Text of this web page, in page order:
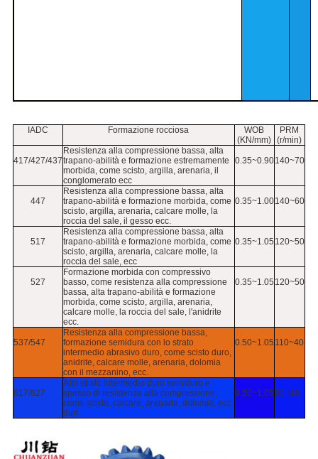
IADC Formazione rocciosa
WOB
(KN/mm)
PRM
(r/min)
417/427/437
Resistenza alla compressione bassa, alta
trapano-abilità e formazione estremamente
morbida, come scisto, argilla, arenaria, il
conglomerato ecc
0.35~0.90140~70
447
Resistenza alla compressione bassa, alta
trapano-abilità e formazione morbida, come
scisto, argilla, arenaria, calcare molle, la
roccia del sale, il gesso ecc.
0.35~1.00140~60
517
Resistenza alla compressione bassa, alta
trapano-abilità e formazione morbida, come
scisto, argilla, arenaria, calcare molle, la
roccia del sale, ecc
0.35~1.05 120~50
527
Formazione morbida con compressivo
basso, come resistenza alla compressione
bassa, alta trapano-abilità e formazione
morbida, come scisto, argilla, arenaria,
calcare molle, la roccia del sale, l'anidrite
ecc.
0.35~1.05 120~50
537/547
Resistenza alla compressione bassa,
formazione semidura con lo strato
intermedio abrasivo duro, come scisto duro,
anidrite, calcare molle, arenaria, dolomia
con il mezzanino, ecc.
0.50~1.05 110~40
617/627
Alto strato intermedio duro semiduro e
spesso di resistenza alla compressione,
come scisto, calcare, arenaria, dolomia, ecc.
duri.
0.50~1.0580~40